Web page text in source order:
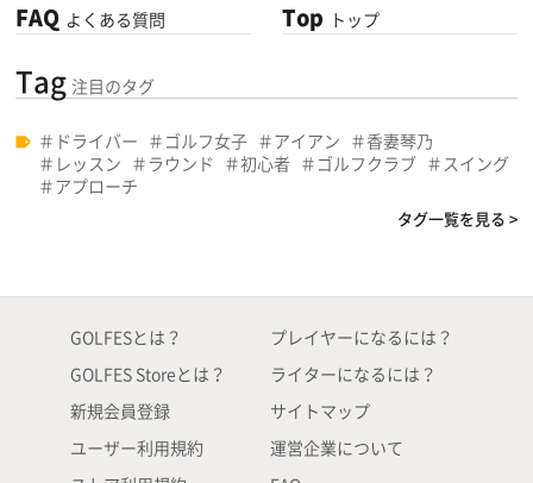
FAQ よくある質問 Top トップ
Tag 注目のタグ
ドライバー ゴルフ女子 アイアン
香妻琴乃
レッスン
ラウンド 初心者 ゴルフクラブ
スイング
アプローチ
タグ一覧を見る >
GOLFESとは？
GOLFES Storeとは？
新規会員登録
ユーザー利用規約
プレイヤーになるには？
ライターになるには？
サイトマップ
運営企業について